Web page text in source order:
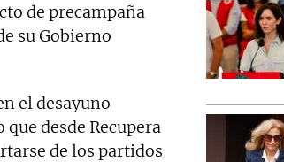
de precampaña
su Gobierno
el desayuno
desde Recupera
de los partidos